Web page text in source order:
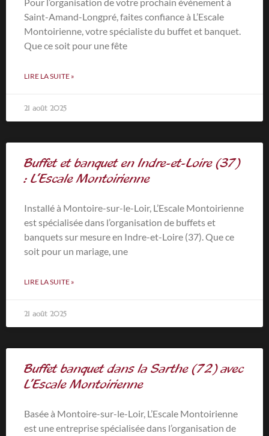
Saint-Amand-Longpré, faites confiance à L’Escale
Montoirienne, votre spécialiste du buffet et banquet.
Que ce soit pour une fête
LIRE LA SUITE »
21 août 2025
Buffet et banquet en Indre-et-Loire (37)
: L’Escale Montoirienne
Installé à Montoire-sur-le-Loir, L’Escale Montoirienne
est spécialisée dans l’organisation de buffets et
banquets sur mesure en Indre-et-Loire (37). Que ce
soit pour un mariage, une
LIRE LA SUITE »
21 août 2025
Buffet banquet dans la Sarthe (72) avec
L’Escale Montoirienne
Basée à Montoire-sur-le-Loir, L’Escale Montoirienne
est une entreprise spécialisée dans l’organisation de